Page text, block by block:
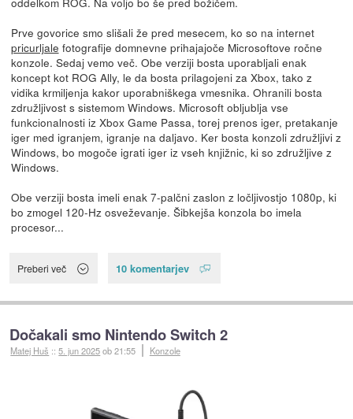
Prve govorice smo slišali že pred mesecem, ko so na internet
pricurljale fotografije domnevne prihajajoče Microsoftove ročne
konzole. Sedaj vemo več. Obe verziji bosta uporabljali enak
koncept kot ROG Ally, le da bosta prilagojeni za Xbox, tako z
vidika krmiljenja kakor uporabniškega vmesnika. Ohranili bosta
združljivost s sistemom Windows. Microsoft obljublja vse
funkcionalnosti iz Xbox Game Passa, torej prenos iger, pretakanje
iger med igranjem, igranje na daljavo. Ker bosta konzoli združljivi z
Windows, bo mogoče igrati iger iz vseh knjižnic, ki so združljive z
Windows.
Obe verziji bosta imeli enak 7-palčni zaslon z ločljivostjo 1080p, ki
bo zmogel 120-Hz osveževanje. Šibkejša konzola bo imela
procesor...
Preberi več 10 komentarjev
Dočakali smo Nintendo Switch 2
Matej Huš ::5. jun 2025ob 21:55 Konzole